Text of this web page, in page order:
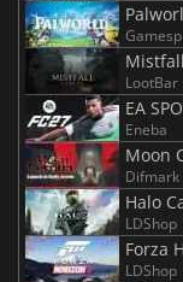
LootBar
EA
Eneba
Moon
Difmark
Halo
LDShop
Forza
LDShop